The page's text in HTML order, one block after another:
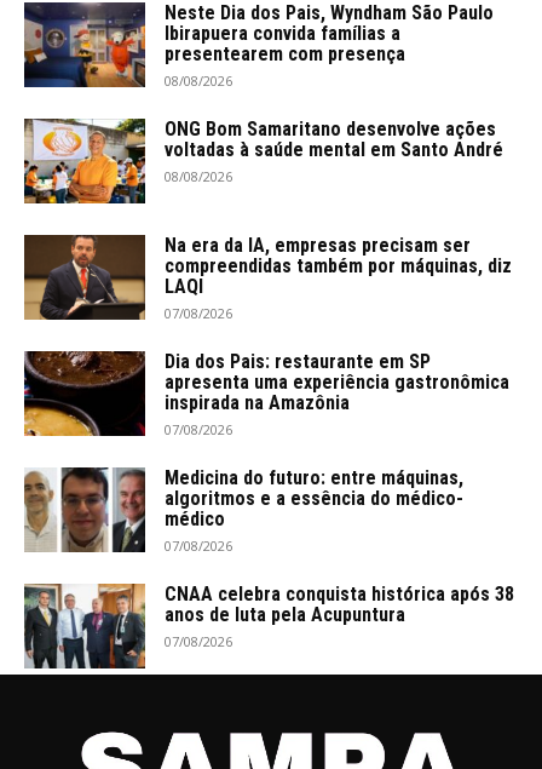
Neste Dia dos Pais, Wyndham São Paulo
Ibirapuera convida famílias a
presentearem com presença
08/08/2026
ONG Bom Samaritano desenvolve ações
voltadas à saúde mental em Santo André
08/08/2026
Na era da IA, empresas precisam ser
compreendidas também por máquinas, diz
LAQI
07/08/2026
Dia dos Pais: restaurante em SP
apresenta uma experiência gastronômica
inspirada na Amazônia
07/08/2026
Medicina do futuro: entre máquinas,
algoritmos e a essência do médico-
médico
07/08/2026
CNAA celebra conquista histórica após 38
anos de luta pela Acupuntura
07/08/2026